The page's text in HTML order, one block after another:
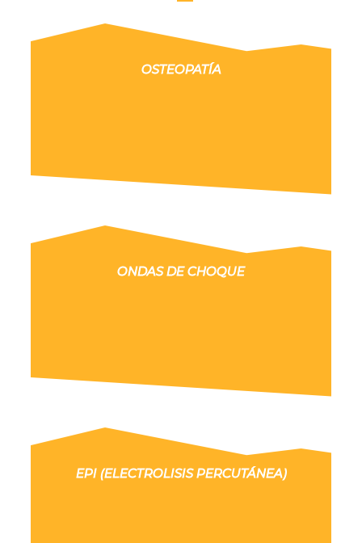
OSTEOPATÍA
ONDAS DE CHOQUE
EPI (ELECTROLISIS PERCUTÁNEA)